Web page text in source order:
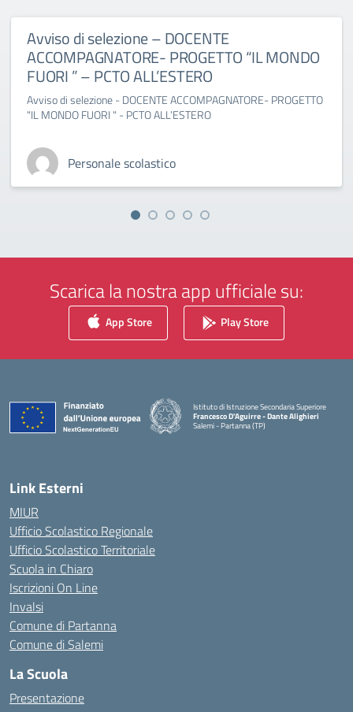
Avviso di selezione – DOCENTE
ACCOMPAGNATORE- PROGETTO “IL MONDO
FUORI ” – PCTO ALL’ESTERO
Avviso di selezione - DOCENTE ACCOMPAGNATORE- PROGETTO
"IL MONDO FUORI " - PCTO ALL’ESTERO
Personale scolastico
Scarica la nostra app ufficiale su:
App Store Play Store
Istituto di Istruzione Secondaria Superiore
Francesco D'Aguirre - Dante Alighieri
Salemi - Partanna (TP)
Link Esterni
MIUR
Ufficio Scolastico Regionale
Ufficio Scolastico Territoriale
Scuola in Chiaro
Iscrizioni On Line
Invalsi
Comune di Partanna
Comune di Salemi
La Scuola
Presentazione